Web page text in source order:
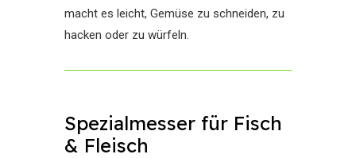
macht es leicht, Gemüse zu schneiden, zu
hacken oder zu würfeln.
Spezialmesser für Fisch
& Fleisch